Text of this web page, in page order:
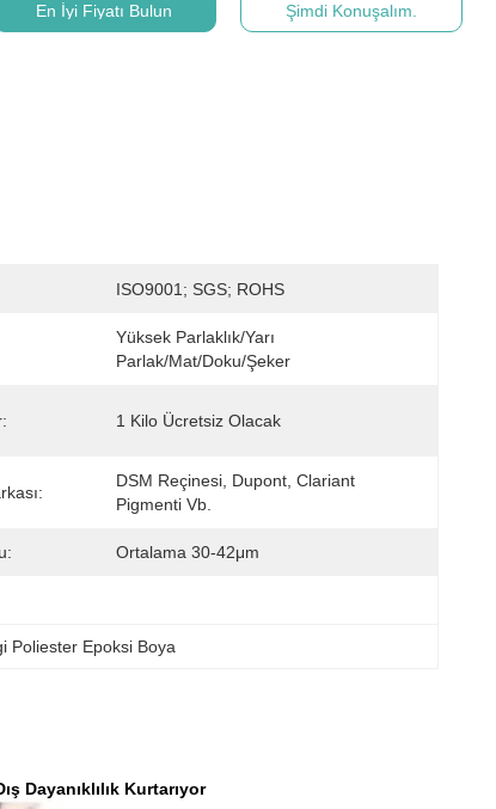
En İyi Fiyatı Bulun Şimdi Konuşalım.
ISO9001; SGS; ROHS
Yüksek Parlaklık/yarı
Parlak/mat/doku/şeker
1 Kilo Ücretsiz Olacak
DSM Reçinesi, Dupont, Clariant
Pigmenti Vb.
Ortalama 30-42μm
Poliester Epoksi Boya
Dayanıklılık Kurtarıyor